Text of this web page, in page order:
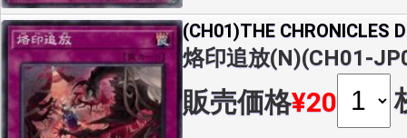
(CH01)THE CHRONICLES
烙印追放(N)(CH01-
販売価格¥20